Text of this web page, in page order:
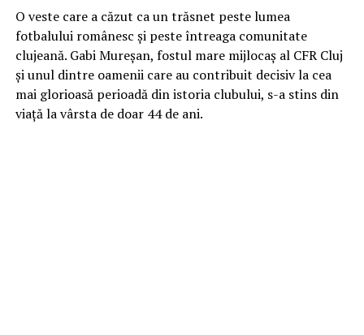
O veste care a căzut ca un trăsnet peste lumea
fotbalului românesc și peste întreaga comunitate
clujeană. Gabi Mureșan, fostul mare mijlocaș al CFR Cluj
și unul dintre oamenii care au contribuit decisiv la cea
mai glorioasă perioadă din istoria clubului, s-a stins din
viață la vârsta de doar 44 de ani.